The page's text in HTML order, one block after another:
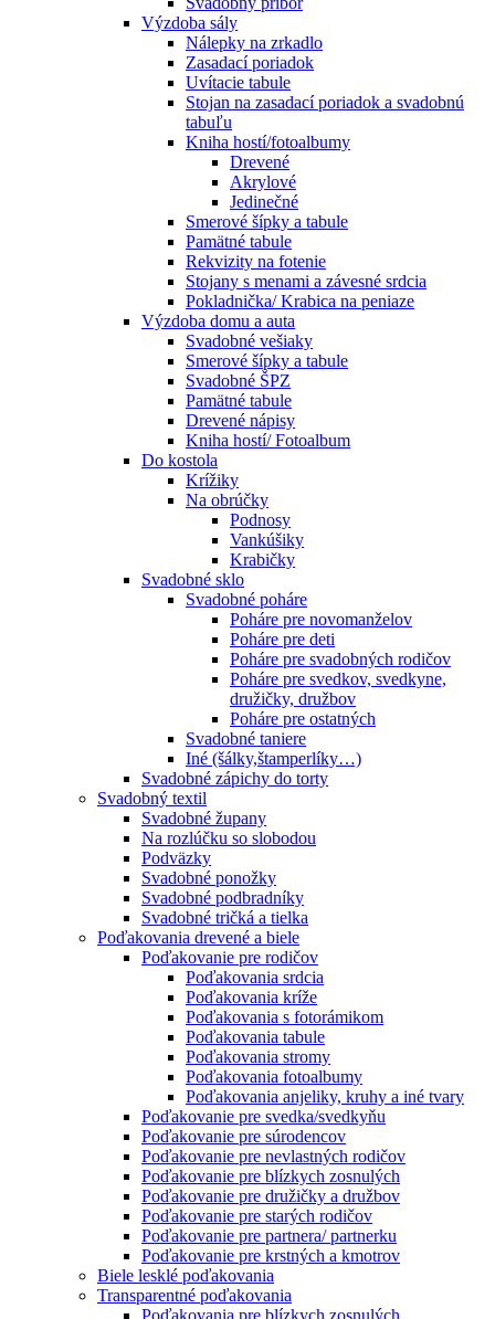
Výzdoba sály
Nálepky na zrkadlo
Zasadací poriadok
Uvítacie tabule
Stojan na zasadací poriadok a svadobnú
tabuľu
Kniha hostí/fotoalbumy
Drevené
Akrylové
Jedinečné
Smerové šípky a tabule
Pamätné tabule
Rekvizity na fotenie
Stojany s menami a závesné srdcia
Pokladnička/ Krabica na peniaze
Výzdoba domu a auta
Svadobné vešiaky
Smerové šípky a tabule
Svadobné ŠPZ
Pamätné tabule
Drevené nápisy
Kniha hostí/ Fotoalbum
Do kostola
Krížiky
Na obrúčky
Podnosy
Vankúšiky
Krabičky
Svadobné sklo
Svadobné poháre
Poháre pre novomanželov
Poháre pre deti
Poháre pre svadobných rodičov
Poháre pre svedkov, svedkyne,
družičky, družbov
Poháre pre ostatných
Svadobné taniere
Iné (šálky,štamperlíky…)
Svadobné zápichy do torty
Svadobný textil
Svadobné župany
Na rozlúčku so slobodou
Podväzky
Svadobné ponožky
Svadobné podbradníky
Svadobné tričká a tielka
Poďakovania drevené a biele
Poďakovanie pre rodičov
Poďakovania srdcia
Poďakovania kríže
Poďakovania s fotorámikom
Poďakovania tabule
Poďakovania stromy
Poďakovania fotoalbumy
Poďakovania anjeliky, kruhy a iné tvary
Poďakovanie pre svedka/svedkyňu
Poďakovanie pre súrodencov
Poďakovanie pre nevlastných rodičov
Poďakovanie pre blízkych zosnulých
Poďakovanie pre družičky a družbov
Poďakovanie pre starých rodičov
Poďakovanie pre partnera/ partnerku
Poďakovanie pre krstných a kmotrov
Biele lesklé poďakovania
Transparentné poďakovania
Poďakovania pre blízkych zosnulých